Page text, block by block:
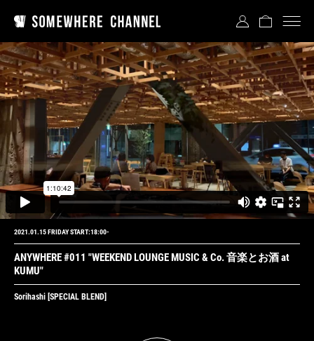
ANYWHERE #011 "WEEKEND LOUNGE MUSIC & Co. 音楽とお酒 at
KUMU"
2021.01.15 FRIDAY START:18:00-
Sorihashi [SPECIAL BLEND]